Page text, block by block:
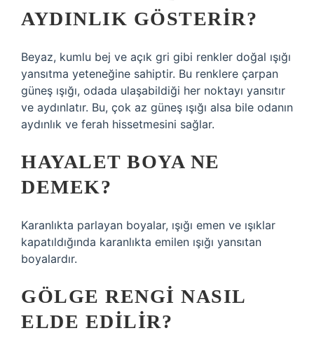
AYDINLIK GÖSTERIR?
Beyaz, kumlu bej ve açık gri gibi renkler doğal ışığı
yansıtma yeteneğine sahiptir. Bu renklere çarpan
güneş ışığı, odada ulaşabildiği her noktayı yansıtır
ve aydınlatır. Bu, çok az güneş ışığı alsa bile odanın
aydınlık ve ferah hissetmesini sağlar.
HAYALET BOYA NE
DEMEK?
Karanlıkta parlayan boyalar, ışığı emen ve ışıklar
kapatıldığında karanlıkta emilen ışığı yansıtan
boyalardır.
GÖLGE RENGI NASIL
ELDE EDILIR?